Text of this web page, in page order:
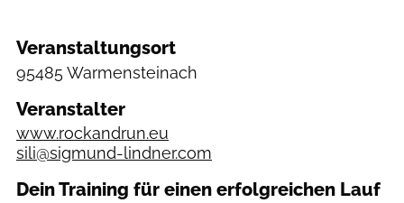
Veranstaltungsort
95485 Warmensteinach
Veranstalter
www.rockandrun.eu
sili@sigmund-lindner.com
Dein Training für einen erfolgreichen Lauf